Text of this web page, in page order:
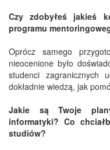
Czy zdobyłeś jakieś
programu
Oprócz samego
nieocenione było
studenci zagranicznych
dokładnie wiedzą, jak
Jakie są Twoje
informatyki? Co
studiów?